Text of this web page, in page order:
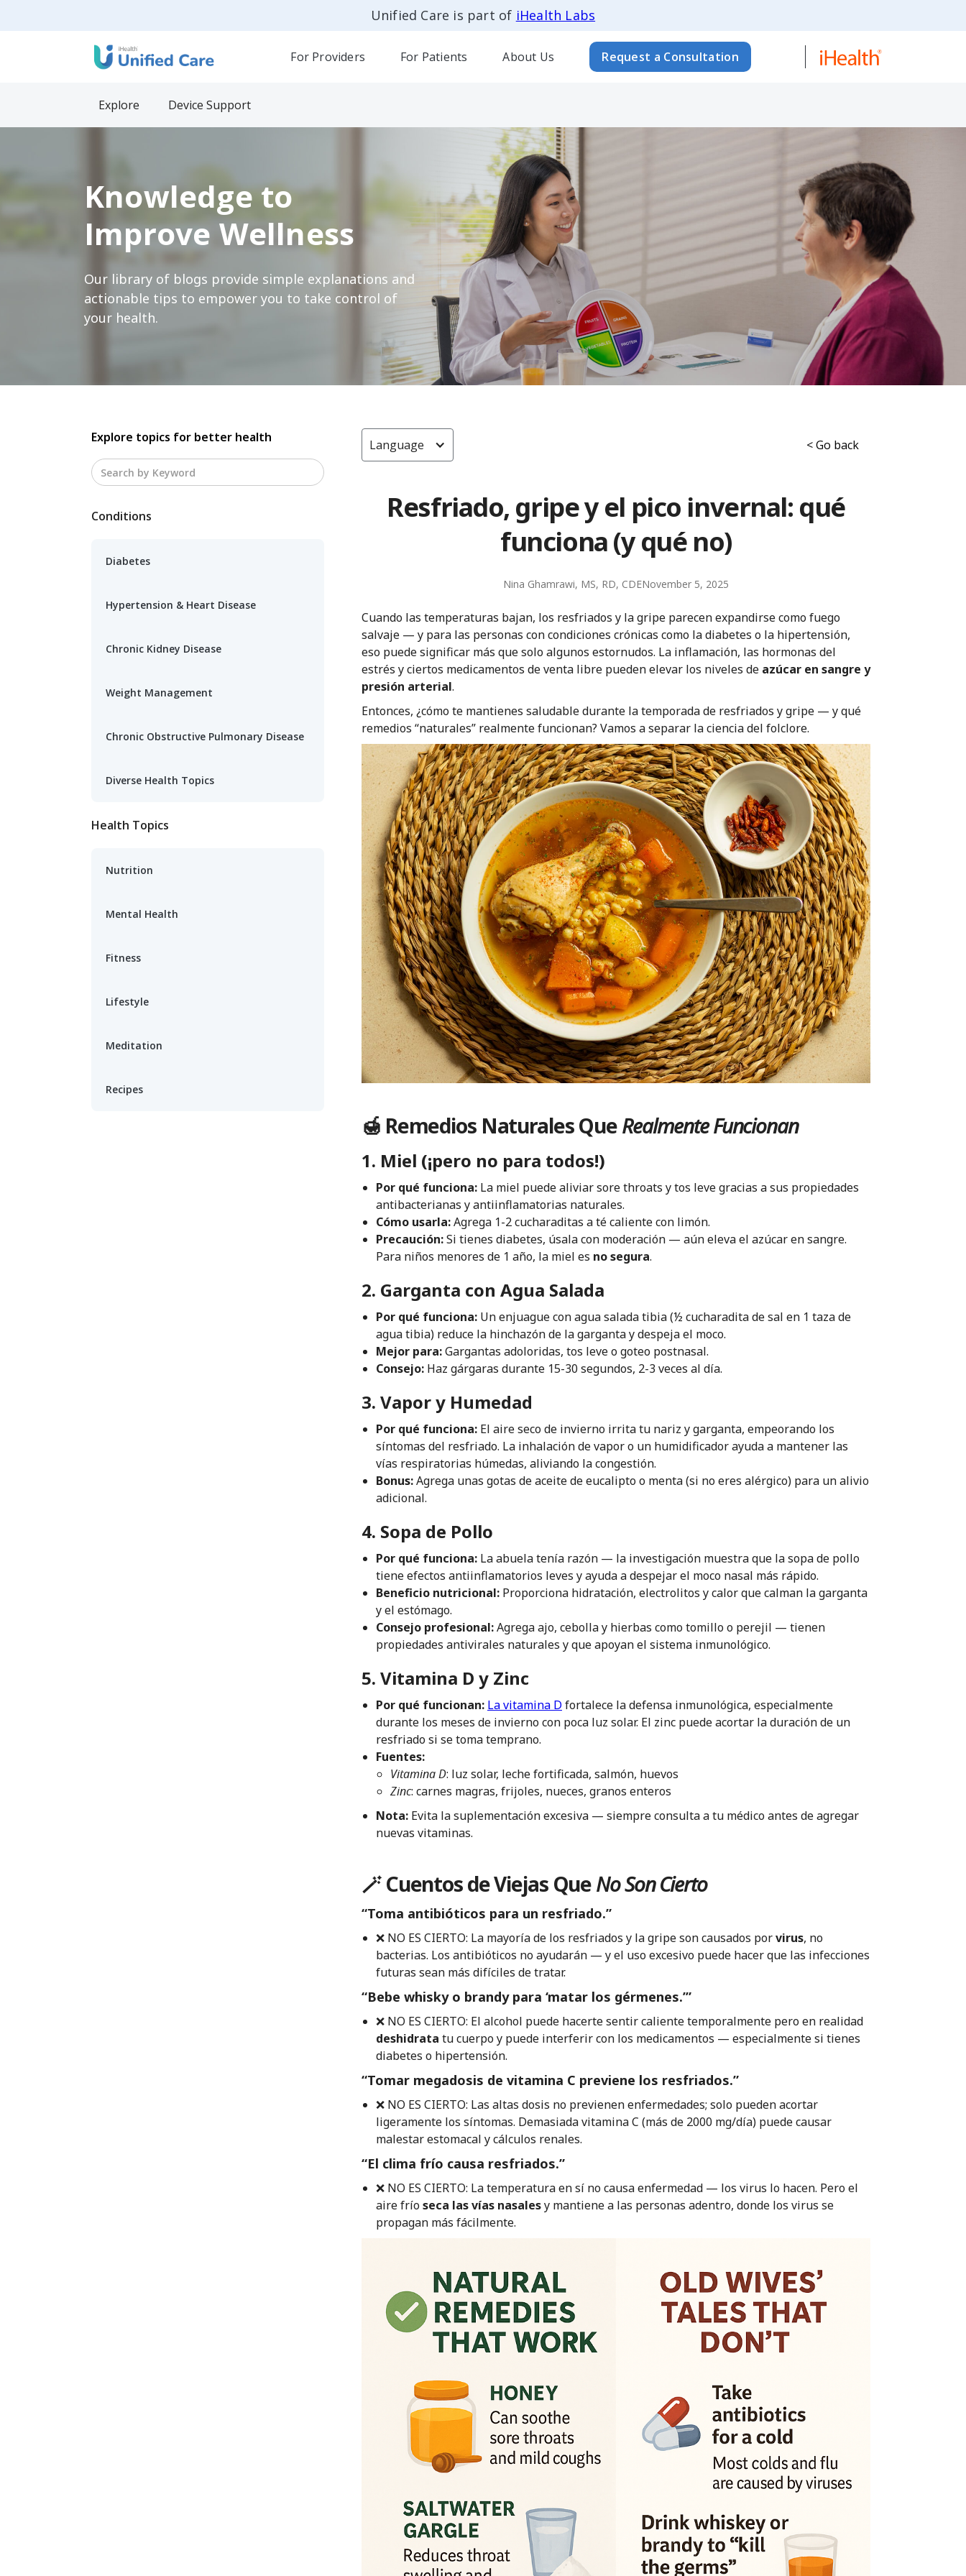
Unified Care is part of iHealth Labs
For Providers For Patients About Us Request a Consultation
Explore Device Support
Knowledge to
Improve Wellness
Our library of blogs provide simple explanations and
actionable tips to empower you to take control of
your health.
Explore topics for better health
Conditions
Diabetes
Hypertension & Heart Disease
Chronic Kidney Disease
Weight Management
Chronic Obstructive Pulmonary Disease
Diverse Health Topics
Health Topics
Nutrition
Mental Health
Fitness
Lifestyle
Meditation
Recipes
Language < Go back
Resfriado, gripe y el pico invernal: qué
funciona (y qué no)
Nina Ghamrawi, MS, RD, CDENovember 5, 2025
Cuando las temperaturas bajan, los resfriados y la gripe parecen expandirse como fuego
salvaje — y para las personas con condiciones crónicas como la diabetes o la hipertensión,
eso puede significar más que solo algunos estornudos. La inflamación, las hormonas del
estrés y ciertos medicamentos de venta libre pueden elevar los niveles de azúcar en sangre y
presión arterial.
Entonces, ¿cómo te mantienes saludable durante la temporada de resfriados y gripe — y qué
remedios “naturales” realmente funcionan? Vamos a separar la ciencia del folclore.
🍯 Remedios Naturales QueRealmente Funcionan
1. Miel (¡pero no para todos!)
Por qué funciona:La miel puede aliviar sore throats y tos leve gracias a sus propiedades
antibacterianas y antiinflamatorias naturales.
Cómo usarla:Agrega 1-2 cucharaditas a té caliente con limón.
Precaución:Si tienes diabetes, úsala con moderación — aún eleva el azúcar en sangre.
Para niños menores de 1 año, la miel es no segura.
2. Garganta con Agua Salada
Por qué funciona:Un enjuague con agua salada tibia (½ cucharadita de sal en 1 taza de
agua tibia) reduce la hinchazón de la garganta y despeja el moco.
Mejor para:Gargantas adoloridas, tos leve o goteo postnasal.
Consejo:Haz gárgaras durante 15-30 segundos, 2-3 veces al día.
3. Vapor y Humedad
Por qué funciona:El aire seco de invierno irrita tu nariz y garganta, empeorando los
síntomas del resfriado. La inhalación de vapor o un humidificador ayuda a mantener las
vías respiratorias húmedas, aliviando la congestión.
Bonus:Agrega unas gotas de aceite de eucalipto o menta (si no eres alérgico) para un alivio
adicional.
4. Sopa de Pollo
Por qué funciona:La abuela tenía razón — la investigación muestra que la sopa de pollo
tiene efectos antiinflamatorios leves y ayuda a despejar el moco nasal más rápido.
Beneficio nutricional:Proporciona hidratación, electrolitos y calor que calman la garganta
y el estómago.
Consejo profesional:Agrega ajo, cebolla y hierbas como tomillo o perejil — tienen
propiedades antivirales naturales y que apoyan el sistema inmunológico.
5. Vitamina D y Zinc
Por qué funcionan: La vitamina D fortalece la defensa inmunológica, especialmente
durante los meses de invierno con poca luz solar. El zinc puede acortar la duración de un
resfriado si se toma temprano.
Fuentes:
Vitamina D: luz solar, leche fortificada, salmón, huevos
Zinc: carnes magras, frijoles, nueces, granos enteros
Nota:Evita la suplementación excesiva — siempre consulta a tu médico antes de agregar
nuevas vitaminas.
🪄 Cuentos de Viejas QueNo Son Cierto
“Toma antibióticos para un resfriado.”
❌ NO ES CIERTO: La mayoría de los resfriados y la gripe son causados porvirus, no
bacterias. Los antibióticos no ayudarán — y el uso excesivo puede hacer que las infecciones
futuras sean más difíciles de tratar.
“Bebe whisky o brandy para ‘matar los gérmenes.’”
❌ NO ES CIERTO: El alcohol puede hacerte sentir caliente temporalmente pero en realidad
deshidrata tu cuerpo y puede interferir con los medicamentos — especialmente si tienes
diabetes o hipertensión.
“Tomar megadosis de vitamina C previene los resfriados.”
❌ NO ES CIERTO: Las altas dosis no previenen enfermedades; solo pueden acortar
ligeramente los síntomas. Demasiada vitamina C (más de 2000 mg/día) puede causar
malestar estomacal y cálculos renales.
“El clima frío causa resfriados.”
❌ NO ES CIERTO: La temperatura en sí no causa enfermedad — los virus lo hacen. Pero el
aire fríoseca las vías nasalesy mantiene a las personas adentro, donde los virus se
propagan más fácilmente.